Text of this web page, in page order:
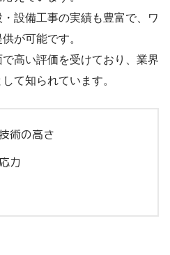
設備工事の実績も豊富で、ワ
が可能です。
高い評価を受けており、業界
て知られています。
術の高さ
力